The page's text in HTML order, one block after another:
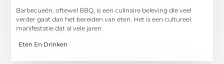
Barbecueën, oftewel BBQ, is een culinaire beleving die veel
verder gaat dan het bereiden van eten. Het is een cultureel
manifestatie dat al vele jaren
Eten En Drinken